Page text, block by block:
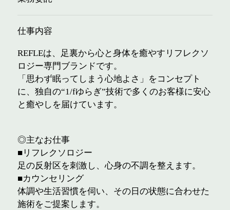
仕事内容
REFLEは、足裏から心と身体を癒やすリフレクソ
ロジー専門ブランドです。
「思わず眠ってしまう心地よさ」をコンセプト
に、独自の“1/fゆらぎ”技術で多くのお客様に安心
と癒やしを届けています。
◎主なお仕事
■リフレクソロジー
足の反射区を刺激し、心身の不調を整えます。
■カウンセリング
体調や生活習慣を伺い、その日の状態に合わせた
施術をご提案します。